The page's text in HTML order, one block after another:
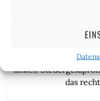
Reinhild ist bei
moderner
sexistischen
linken
das